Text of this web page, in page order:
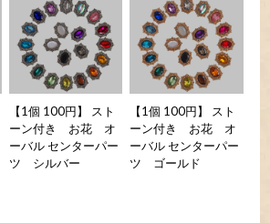
【1個 100円】 スト
ーン付き お花 オ
ーバル センターパー
ツ シルバー
【1個 100円】 スト
ーン付き お花 オ
ーバル センターパー
ツ ゴールド